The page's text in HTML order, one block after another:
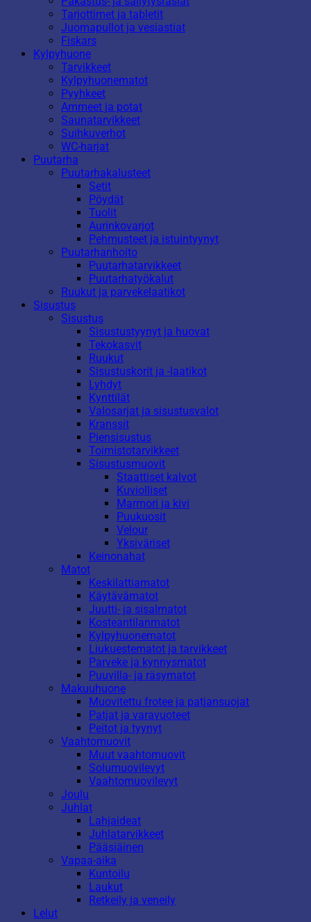
Tarjottimet ja tabletit
Juomapullot ja vesiastiat
Fiskars
Kylpyhuone
Tarvikkeet
Kylpyhuonematot
Pyyhkeet
Ammeet ja potat
Saunatarvikkeet
Suihkuverhot
WC-harjat
Puutarha
Puutarhakalusteet
Setit
Pöydät
Tuolit
Aurinkovarjot
Pehmusteet ja istuintyynyt
Puutarhanhoito
Puutarhatarvikkeet
Puutarhatyökalut
Ruukut ja parvekelaatikot
Sisustus
Sisustus
Sisustustyynyt ja huovat
Tekokasvit
Ruukut
Sisustuskorit ja -laatikot
Lyhdyt
Kynttilät
Valosarjat ja sisustusvalot
Kranssit
Piensisustus
Toimistotarvikkeet
Sisustusmuovit
Staattiset kalvot
Kuviolliset
Marmori ja kivi
Puukuosit
Velour
Yksiväriset
Keinonahat
Matot
Keskilattiamatot
Käytävämatot
Juutti- ja sisalmatot
Kosteantilanmatot
Kylpyhuonematot
Liukuestematot ja tarvikkeet
Parveke ja kynnysmatot
Puuvilla- ja räsymatot
Makuuhuone
Muovitettu frotee ja patjansuojat
Patjat ja varavuoteet
Peitot ja tyynyt
Vaahtomuovit
Muut vaahtomuovit
Solumuovilevyt
Vaahtomuovilevyt
Joulu
Juhlat
Lahjaideat
Juhlatarvikkeet
Pääsiäinen
Vapaa-aika
Kuntoilu
Laukut
Retkeily ja veneily
Lelut